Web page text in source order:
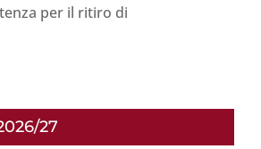
per il ritiro di
27